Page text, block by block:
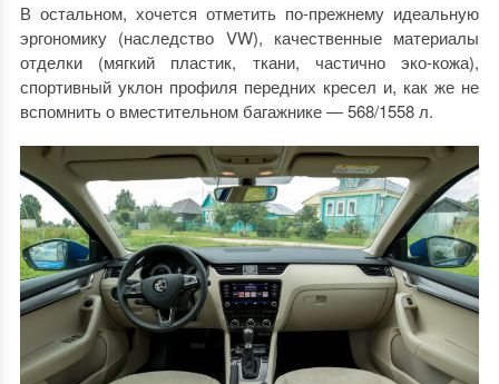
В остальном, хочется отметить по-прежнему идеальную
эргономику (наследство VW), качественные материалы
отделки (мягкий пластик, ткани, частично эко-кожа),
спортивный уклон профиля передних кресел и, как же не
вспомнить о вместительном багажнике — 568/1558 л.